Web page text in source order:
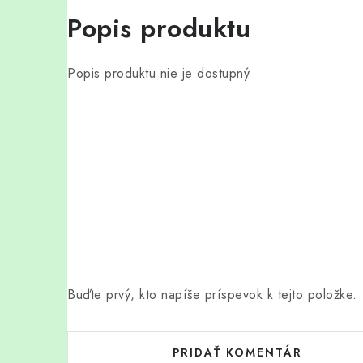
Popis produktu
Popis produktu nie je dostupný
Buďte prvý, kto napíše príspevok k tejto položke.
PRIDAŤ KOMENTÁR